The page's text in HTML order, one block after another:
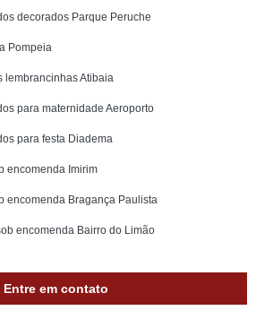
decorados Parque Peruche
Pompeia
lembrancinhas Atibaia
para maternidade Aeroporto
para festa Diadema
encomenda Imirim
encomenda Bragança Paulista
encomenda Bairro do Limão
Entre em contato